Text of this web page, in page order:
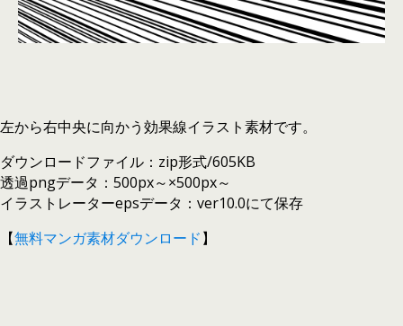
左から右中央に向かう効果線イラスト素材です。
ダウンロードファイル：zip形式/605KB
透過pngデータ：500px～×500px～
イラストレーターepsデータ：ver10.0にて保存
【無料マンガ素材ダウンロード】